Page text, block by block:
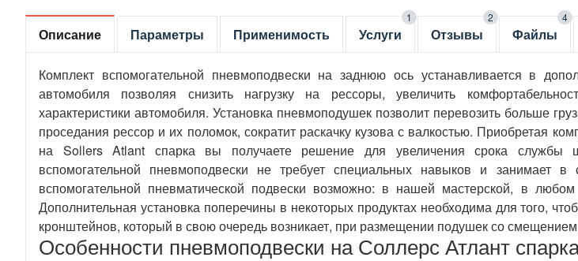
Описание Параметры Применимость Услуги
1
Отзывы
2
Файлы
4
Комплект вспомогательной пневмоподвески на заднюю ось устанавливается в
автомобиля позволяя снизить нагрузку на рессоры, увеличить
характеристики автомобиля. Установка пневмоподушек позволит перевозить больше
проседания рессор и их поломок, сократит раскачку кузова с валкостью. Приобретая
на Sollers Atlant спарка вы получаете решение для увеличения срока службы
вспомогательной пневмоподвески не требует специальных навыков и занимает в
вспомогательной пневматической подвески возможно: в нашей мастерской, в
Дополнительная установка поперечины в некоторых продуктах необходима для того,
кронштейнов, который в свою очередь возникает, при размещении подушек со
Особенности пневмоподвески на Соллерс Атлант